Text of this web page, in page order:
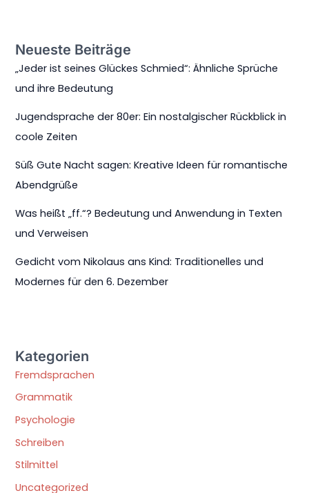
Neueste Beiträge
„Jeder ist seines Glückes Schmied“: Ähnliche Sprüche
und ihre Bedeutung
Jugendsprache der 80er: Ein nostalgischer Rückblick in
coole Zeiten
Süß Gute Nacht sagen: Kreative Ideen für romantische
Abendgrüße
Was heißt „ff.“? Bedeutung und Anwendung in Texten
und Verweisen
Gedicht vom Nikolaus ans Kind: Traditionelles und
Modernes für den 6. Dezember
Kategorien
Fremdsprachen
Grammatik
Psychologie
Schreiben
Stilmittel
Uncategorized